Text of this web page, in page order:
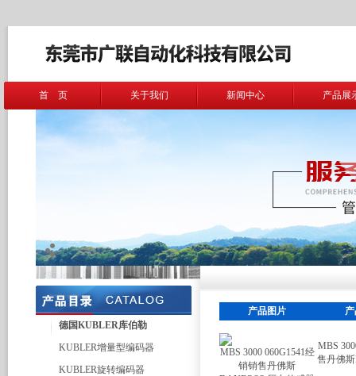
首 页 关于我们 新闻中心 产品展
德国KUBLER库伯勒
KUBLER增量型编码器
KUBLER旋转编码器
产品图片
MBS
售丹佛